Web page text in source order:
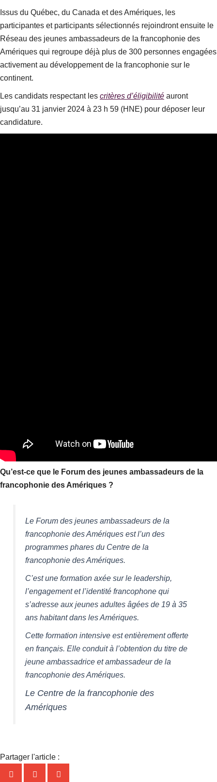
Issus du Québec, du Canada et des Amériques, les
participantes et participants sélectionnés rejoindront ensuite le
Réseau des jeunes ambassadeurs de la francophonie des
Amériques qui regroupe déjà plus de 300 personnes engagées
activement au développement de la francophonie sur le
continent.
Les candidats respectant les critères d’éligibilité auront
jusqu’au 31 janvier 2024 à 23 h 59 (HNE) pour déposer leur
candidature.
Qu’est-ce que le Forum des jeunes ambassadeurs de la
francophonie des Amériques ?
Le Forum des jeunes ambassadeurs de la
francophonie des Amériques est l’un des
programmes phares du Centre de la
francophonie des Amériques.
C’est une formation axée sur le leadership,
l’engagement et l’identité francophone qui
s’adresse aux jeunes adultes âgées de 19 à 35
ans habitant dans les Amériques.
Cette formation intensive est entièrement offerte
en français. Elle conduit à l’obtention du titre de
jeune ambassadrice et ambassadeur de la
francophonie des Amériques.
Le Centre de la francophonie des
Amériques
Partager l'article :